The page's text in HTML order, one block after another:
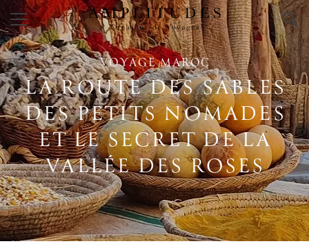
×
VOYAGE MAROC
LA ROUTE DES SABLES
DES PETITS NOMADES
ET LE SECRET DE LA
VALLÉE DES ROSES